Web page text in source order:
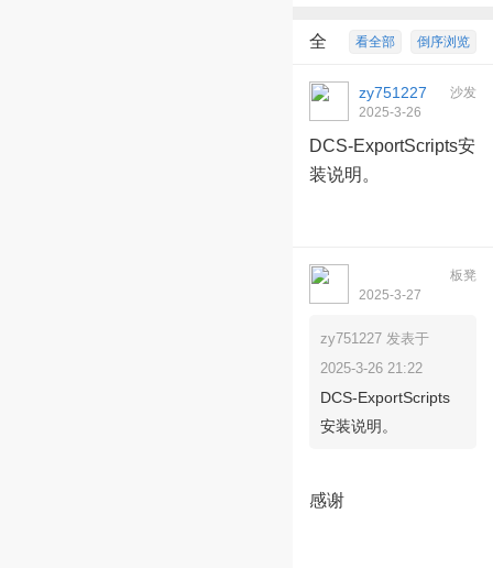
倒序浏览
看全部
全
部回复 4 沙发
zy751227
2025-3-26
DCS-ExportScripts安
装说明。
板凳
streamdockhjf
2025-3-27
zy751227 发表于
2025-3-26 21:22
DCS-ExportScripts
安装说明。
感谢